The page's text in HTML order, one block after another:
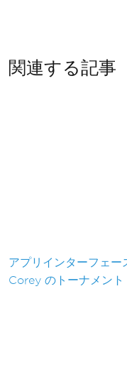
関連する記事
アプリインターフェ
Corey のトーナメント